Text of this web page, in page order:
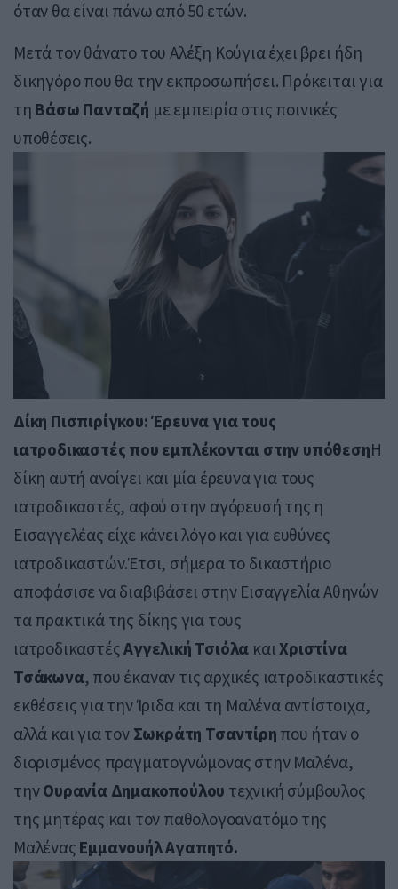
όταν θα είναι πάνω από 50 ετών.
Μετά τον θάνατο του Αλέξη Κούγια έχει βρει ήδη
δικηγόρο που θα την εκπροσωπήσει. Πρόκειται για
τη Βάσω Πανταζή με εμπειρία στις ποινικές
υποθέσεις.
Δίκη Πισπιρίγκου: Έρευνα για τους
ιατροδικαστές που εμπλέκονται στην υπόθεσηΗ
δίκη αυτή ανοίγει και μία έρευνα για τους
ιατροδικαστές, αφού στην αγόρευσή της η
Εισαγγελέας είχε κάνει λόγο και για ευθύνες
ιατροδικαστών.Έτσι, σήμερα το δικαστήριο
αποφάσισε να διαβιβάσει στην Εισαγγελία Αθηνών
τα πρακτικά της δίκης για τους
ιατροδικαστέςΑγγελική Τσιόλα καιΧριστίνα
Τσάκωνα, που έκαναν τις αρχικές ιατροδικαστικές
εκθέσεις για την Ίριδα και τη Μαλένα αντίστοιχα,
αλλά και για τον Σωκράτη Τσαντίρη που ήταν ο
διορισμένος πραγματογνώμονας στην Μαλένα,
τηνΟυρανία Δημακοπούλου τεχνική σύμβουλος
της μητέρας και τον παθολογοανατόμο της
Μαλένας Εμμανουήλ Αγαπητό.